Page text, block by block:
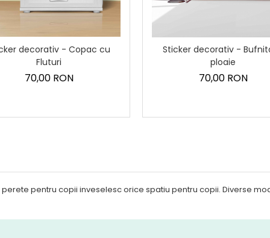
decorativ - Copac cu
Fluturi
70,00 RON
Sticker decorativ -
ploaie
70,00 RON
pentru copii inveselesc orice spatiu pentru copii. Diverse